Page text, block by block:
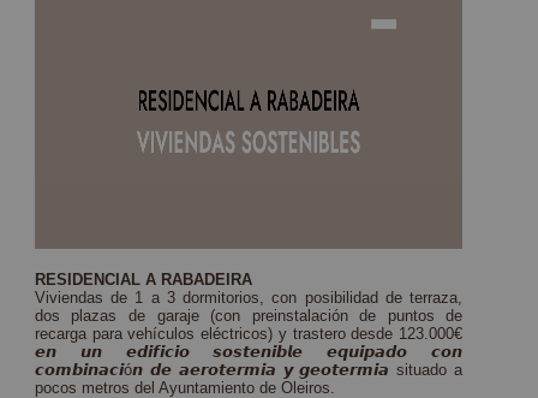
RESIDENCIAL A RABADEIRA
Viviendas de 1 a 3 dormitorios, con posibilidad de terraza,
dos plazas de garaje (con preinstalación de puntos de
recarga para vehículos eléctricos) y trastero desde 123.000€
𝙚𝙣 𝙪𝙣 𝙚𝙙𝙞𝙛𝙞𝙘𝙞𝙤 𝙨𝙤𝙨𝙩𝙚𝙣𝙞𝙗𝙡𝙚 𝙚𝙦𝙪𝙞𝙥𝙖𝙙𝙤 𝙘𝙤𝙣
𝙘𝙤𝙢𝙗𝙞𝙣𝙖𝙘𝙞ó𝙣 𝙙𝙚 𝙖𝙚𝙧𝙤𝙩𝙚𝙧𝙢𝙞𝙖 𝙮 𝙜𝙚𝙤𝙩𝙚𝙧𝙢𝙞𝙖 situado a
pocos metros del Ayuntamiento de Oleiros.